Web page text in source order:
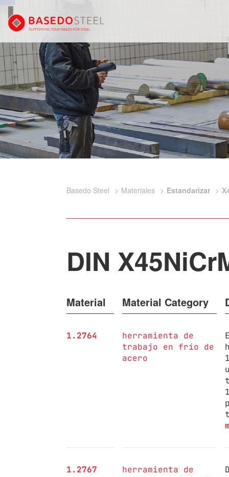
Basedo Steel Materiales Estandarizar
DIN
Material Material Category
1.2764
herramienta de
trabajo en frío de
acero
1.2767
herramienta de